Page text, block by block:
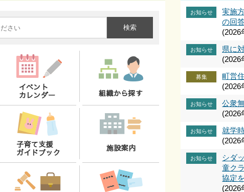
お知らせ
実施
の回
(2026
お知らせ
県に
(2026
募集
町営
(2026
お知らせ
公衆
(2026
お知らせ
就学
(2026
お知らせ
シダ
童ク
協定
(2026